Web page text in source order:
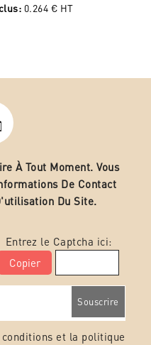
0.264 € HT
À Tout Moment. Vous
De Contact
Du Site.
Entrez le Captcha ici:
Copier
et la politique